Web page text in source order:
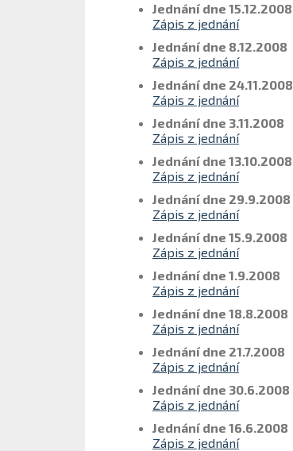
Jednání dne 15.12.2008
Zápis z jednání
Jednání dne 8.12.2008
Zápis z jednání
Jednání dne 24.11.2008
Zápis z jednání
Jednání dne 3.11.2008
Zápis z jednání
Jednání dne 13.10.2008
Zápis z jednání
Jednání dne 29.9.2008
Zápis z jednání
Jednání dne 15.9.2008
Zápis z jednání
Jednání dne 1.9.2008
Zápis z jednání
Jednání dne 18.8.2008
Zápis z jednání
Jednání dne 21.7.2008
Zápis z jednání
Jednání dne 30.6.2008
Zápis z jednání
Jednání dne 16.6.2008
Zápis z jednání